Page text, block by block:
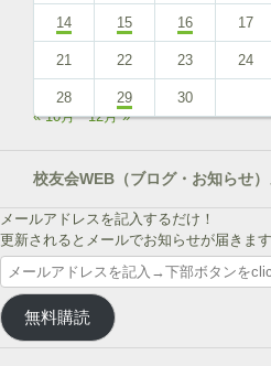
14 15 16 17
21 22 23 24
28 29
30
« 10月
12月 »
校友会WEB（ブログ・お知らせ
メールアドレスを記入するだけ！
更新されるとメールでお知らせが届きます
ー
ル
ア
ド
無料購読